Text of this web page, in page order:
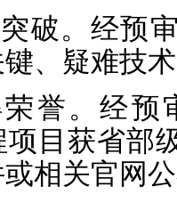
破。经预
、疑难技
誉。经预
项目获省部
相关官网